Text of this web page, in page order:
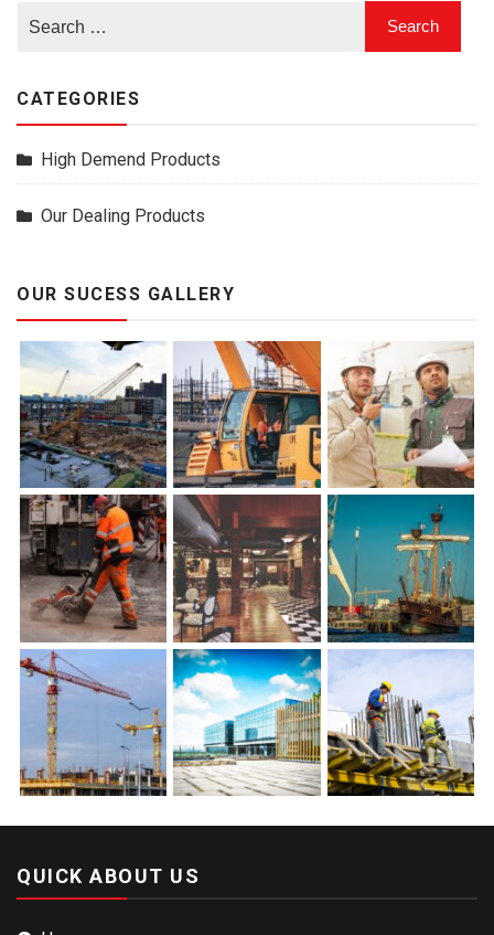
CATEGORIES
High Demend Products
Our Dealing Products
OUR SUCESS GALLERY
QUICK ABOUT US